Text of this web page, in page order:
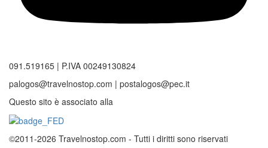
091.519165 | P.IVA 00249130824
palogos@travelnostop.com | postalogos@pec.it
Questo sito è associato alla
©2011-2026 Travelnostop.com - Tutti i diritti sono riservati